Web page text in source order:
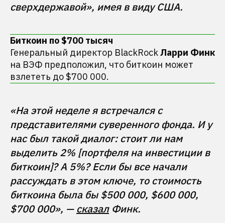
Биткоин по $700 тысяч
Генеральный директор BlackRockЛарри Финк
на ВЭФ предположил, что биткоин может
взлететь до $700 000.
«На этой неделе я встречался с
представителями суверенного фонда. И у
нас был такой диалог: стоит ли нам
выделить 2% [портфеля на инвестиции в
биткоин]? А 5%? Если бы все начали
рассуждать в этом ключе, то стоимость
биткоина была бы $500 000, $600 000,
$700 000», — сказал